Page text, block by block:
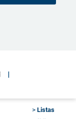
>Listas